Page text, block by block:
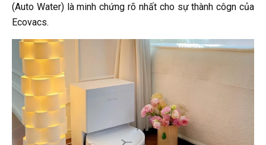
(Auto Water) là minh chứng rõ nhất cho sự thành côgn của
Ecovacs.